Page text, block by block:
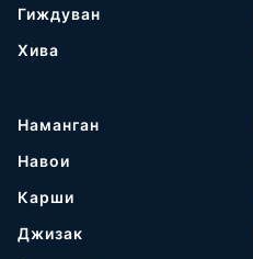
Гиждуван
Хива
Наманган
Навои
Карши
Джизак